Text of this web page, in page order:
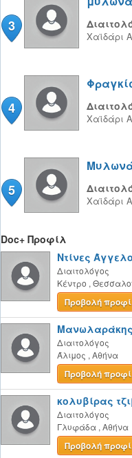
3
Χαϊδάρι
4
Χαϊδάρι
5
Χαϊδάρι
Doc+ Προφίλ
Ντίνες
Διαιτολόγος
Κέντρο ,
Προβολή
Διαιτολόγος
Άλιμος , Αθήνα
Προβολή
κολυβίρας
Διαιτολόγος
Γλυφάδα , Αθήνα
Προβολή